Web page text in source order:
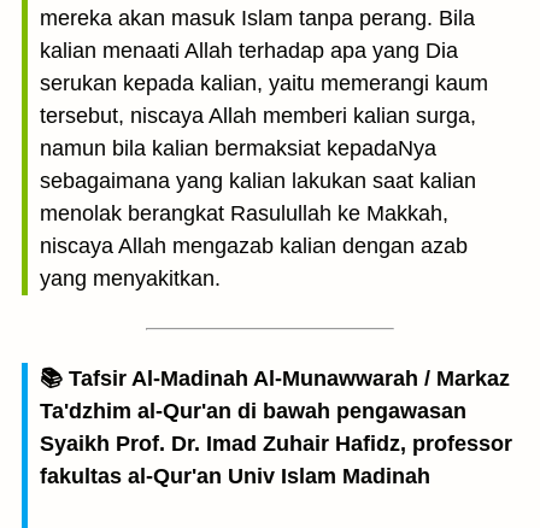
mereka akan masuk Islam tanpa perang. Bila
kalian menaati Allah terhadap apa yang Dia
serukan kepada kalian, yaitu memerangi kaum
tersebut, niscaya Allah memberi kalian surga,
namun bila kalian bermaksiat kepadaNya
sebagaimana yang kalian lakukan saat kalian
menolak berangkat Rasulullah ke Makkah,
niscaya Allah mengazab kalian dengan azab
yang menyakitkan.
📚 Tafsir Al-Madinah Al-Munawwarah / Markaz
Ta'dzhim al-Qur'an di bawah pengawasan
Syaikh Prof. Dr. Imad Zuhair Hafidz, professor
fakultas al-Qur'an Univ Islam Madinah